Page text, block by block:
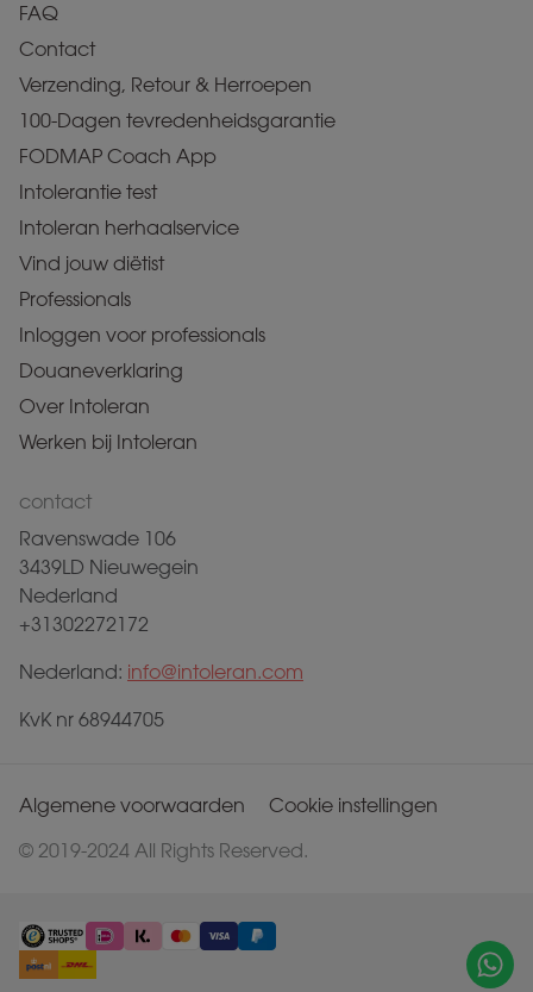
FAQ
Contact
Verzending, Retour & Herroepen
100-Dagen tevredenheidsgarantie
FODMAP Coach App
Intolerantie test
Intoleran herhaalservice
Vind jouw diëtist
Professionals
Inloggen voor professionals
Douaneverklaring
Over Intoleran
Werken bij Intoleran
contact
Ravenswade 106
3439LD Nieuwegein
Nederland
+31302272172
Nederland: info@intoleran.com
KvK nr 68944705
© 2019-2024 All Rights Reserved.
Algemene voorwaarden Cookie instellingen